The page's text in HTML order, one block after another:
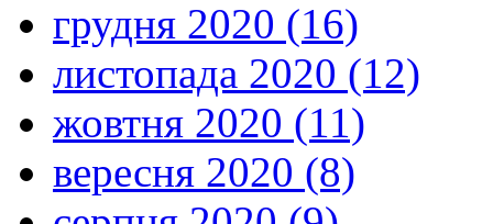
грудня 2020 (16)
листопада 2020 (12)
жовтня 2020 (11)
вересня 2020 (8)